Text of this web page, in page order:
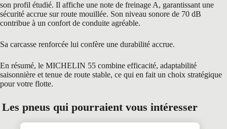
son profil étudié. Il affiche une note de freinage A, garantissant une
sécurité accrue sur route mouillée. Son niveau sonore de 70 dB
contribue à un confort de conduite agréable.
Sa carcasse renforcée lui confère une durabilité accrue.
En résumé, le MICHELIN 55 combine efficacité, adaptabilité
saisonnière et tenue de route stable, ce qui en fait un choix stratégique
pour votre flotte.
Les pneus qui pourraient vous intéresser